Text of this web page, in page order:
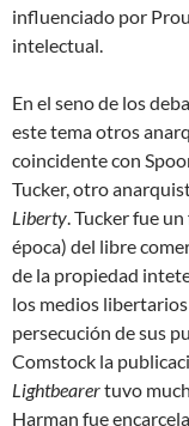
influenciado por
intelectual.
En el seno de los
este tema otros
coincidente con
Tucker, otro
Liberty. Tucker fue
época) del libre
de la propiedad
los medios
persecución de sus
Comstock la
Lightbearertuvo
Harman fue